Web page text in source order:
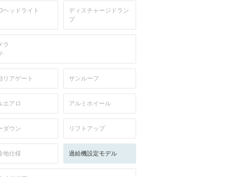
ヘッドライト
ディスチャージドラン
プ
ラ
リアゲート サンルーフ
エアロ アルミホイール
ダウン リフトアップ
地仕様 過給機設定モデル